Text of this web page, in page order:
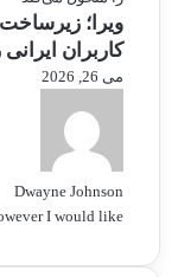
ویرا؛
کاربران
می 26, 2026
Dwayne Johnson
I would like...